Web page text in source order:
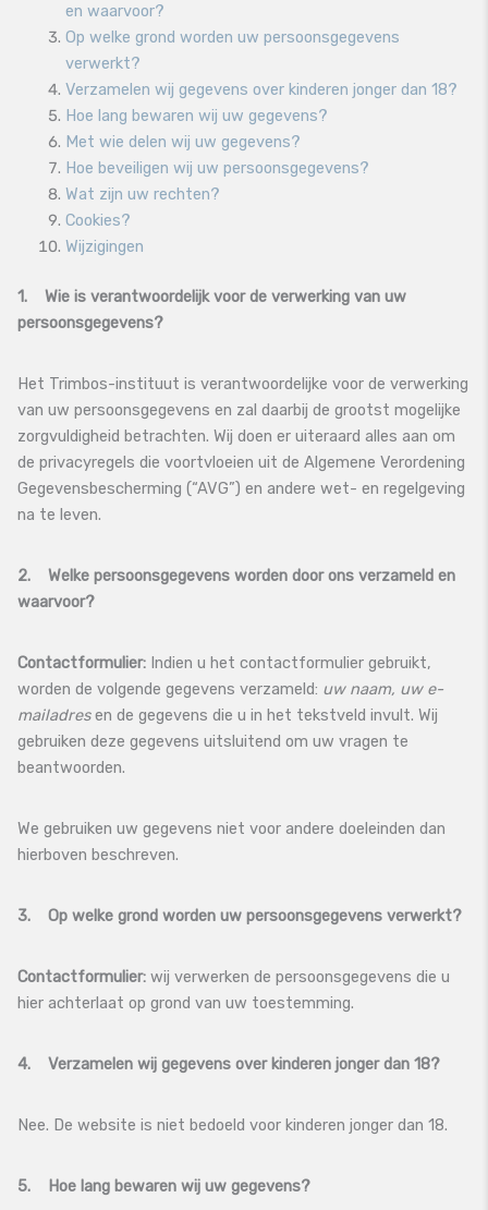
en waarvoor?
Op welke grond worden uw persoonsgegevens
verwerkt?
Verzamelen wij gegevens over kinderen jonger dan 18?
Hoe lang bewaren wij uw gegevens?
Met wie delen wij uw gegevens?
Hoe beveiligen wij uw persoonsgegevens?
Wat zijn uw rechten?
Cookies?
Wijzigingen
1. Wie is verantwoordelijk voor de verwerking van uw
persoonsgegevens?
Het Trimbos-instituut is verantwoordelijke voor de verwerking
van uw persoonsgegevens en zal daarbij de grootst mogelijke
zorgvuldigheid betrachten. Wij doen er uiteraard alles aan om
de privacyregels die voortvloeien uit de Algemene Verordening
Gegevensbescherming (“AVG”) en andere wet- en regelgeving
na te leven.
2. Welke persoonsgegevens worden door ons verzameld en
waarvoor?
Contactformulier: Indien u het contactformulier gebruikt,
worden de volgende gegevens verzameld: uw naam, uw e-
mailadresen de gegevens die u in het tekstveld invult. Wij
gebruiken deze gegevens uitsluitend om uw vragen te
beantwoorden.
We gebruiken uw gegevens niet voor andere doeleinden dan
hierboven beschreven.
3. Op welke grond worden uw persoonsgegevens verwerkt?
Contactformulier: wij verwerken de persoonsgegevens die u
hier achterlaat op grond van uw toestemming.
4. Verzamelen wij gegevens over kinderen jonger dan 18?
Nee. De website is niet bedoeld voor kinderen jonger dan 18.
5. Hoe lang bewaren wij uw gegevens?